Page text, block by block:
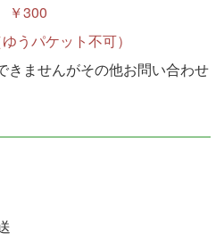
￥300
うパケット不可）
きませんがその他お問い合わせ